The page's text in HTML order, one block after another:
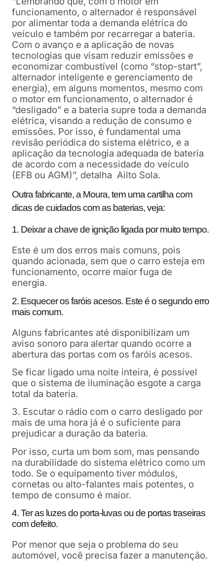
funcionamento, o alternador é responsável
por alimentar toda a demanda elétrica do
veículo e também por recarregar a bateria.
Com o avanço e a aplicação de novas
tecnologias que visam reduzir emissões e
economizar combustível (como “stop-start”,
alternador inteligente e gerenciamento de
energia), em alguns momentos, mesmo com
o motor em funcionamento, o alternador é
“desligado” e a bateria supre toda a demanda
elétrica, visando a redução de consumo e
emissões. Por isso, é fundamental uma
revisão periódica do sistema elétrico, e a
aplicação da tecnologia adequada de bateria
de acordo com a necessidade do veículo
(EFB ou AGM)”, detalha Ailto Sola.
Outra fabricante, a Moura, tem uma cartilha com
dicas de cuidados com as baterias, veja:
1. Deixar a chave de ignição ligada por muito tempo.
Este é um dos erros mais comuns, pois
quando acionada, sem que o carro esteja em
funcionamento, ocorre maior fuga de
energia.
2. Esquecer os faróis acesos. Este é o segundo erro
mais comum.
Alguns fabricantes até disponibilizam um
aviso sonoro para alertar quando ocorre a
abertura das portas com os faróis acesos.
Se ficar ligado uma noite inteira, é possível
que o sistema de iluminação esgote a carga
total da bateria.
3. Escutar o rádio com o carro desligado por
mais de uma hora já é o suficiente para
prejudicar a duração da bateria.
Por isso, curta um bom som, mas pensando
na durabilidade do sistema elétrico como um
todo. Se o equipamento tiver módulos,
cornetas ou alto-falantes mais potentes, o
tempo de consumo é maior.
4. Ter as luzes do porta-luvas ou de portas traseiras
com defeito.
Por menor que seja o problema do seu
automóvel, você precisa fazer a manutenção.